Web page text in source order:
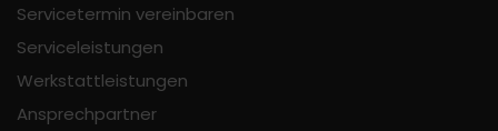
Servicetermin vereinbaren
Serviceleistungen
Werkstattleistungen
Ansprechpartner